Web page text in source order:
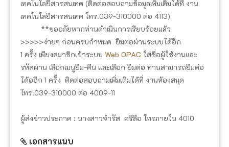
เทคโนโลยีสารสนเทศ (ติดต่อสอบถามข้อมูลเพิ่มเติมได้ที่ งาน
เทคโนโลยีสารสนเทศ โทร.039-310000 ต่อ 4113)
**ขออภัยหากท่านดำเนินการเรียบร้อยแล้ว
>>>>>ง่ายๆ ก่อนครบกำหนด ยืมต่อผ่านระบบได้อีก
1 ครั้ง เพียงสมาชิกเข้าระบบ Web OPAC ใส่ชื่อผู้ใช้งานและ
รหัสผ่าน เลือกเมนูยืม-คืน และเลือก ยืมต่อ ท่านสามารถยืมต่อ
ได้ออีก 1 ครั้ง ติดต่อสอบถามเพิ่มเติมได้ที่ งานห้องสมุด
โทร.039-310000 ต่อ 4009-11
ผู้ส่งข่าวประกาศ : นางสาวจำรัส ศรีลือ โทรภายใน 4010
เอกสารแนบ